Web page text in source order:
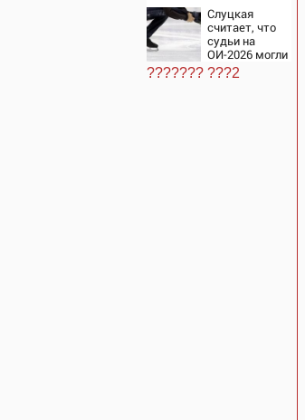
клинику
Слуцкая
считает, что
судьи на
ОИ-2026 могли
бы дать
больше баллов
??????? ???2